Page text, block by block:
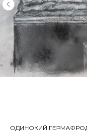
ОДИНОКИЙ